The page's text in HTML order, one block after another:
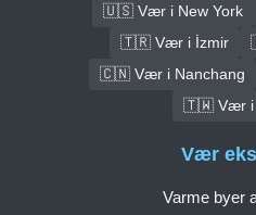
🇺🇸 Vær i New York
🇹🇷 Vær i İzmir
🇨🇳 Vær i Nanchang
🇹🇼 Vær i
Vær
Varme byer